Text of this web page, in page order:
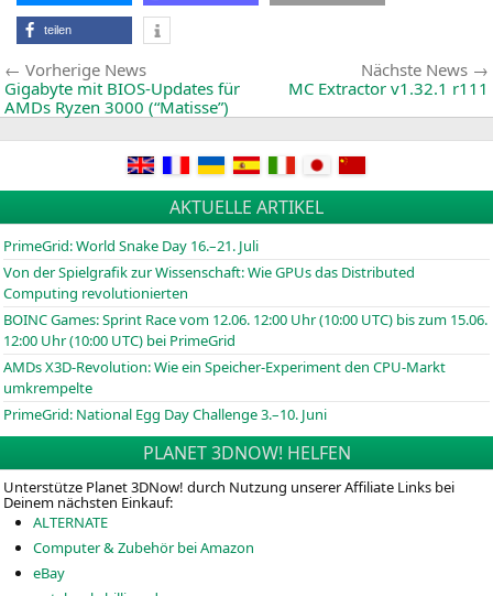
teilen
Beitragsnavigation
Vorherige NewsVorherige
News:
Gigabyte mit BIOS-Updates für
AMDs Ryzen 3000 (“Matisse”)
Nächste News
MC Extractor v1.32.1 r111
AKTUELLE ARTIKEL
PrimeGrid: World Snake Day 16.–21. Juli
Von der Spielgrafik zur Wissenschaft: Wie GPUs das Distributed
Computing revolutionierten
BOINCGames: Sprint Race vom 12.06. 12:00 Uhr (10:00 UTC) bis zum 15.06.
12:00 Uhr (10:00 UTC) bei PrimeGrid
AMDs X3D-Revolution: Wie ein Speicher-Experiment den CPU-Markt
umkrempelte
PrimeGrid: National Egg Day Challenge 3.–10. Juni
PLANET 3DNOW! HELFEN
Unterstütze Planet 3DNow! durch Nutzung unserer Affiliate Links bei
Deinem nächsten Einkauf:
ALTERNATE
Computer & Zubehör bei Amazon
eBay